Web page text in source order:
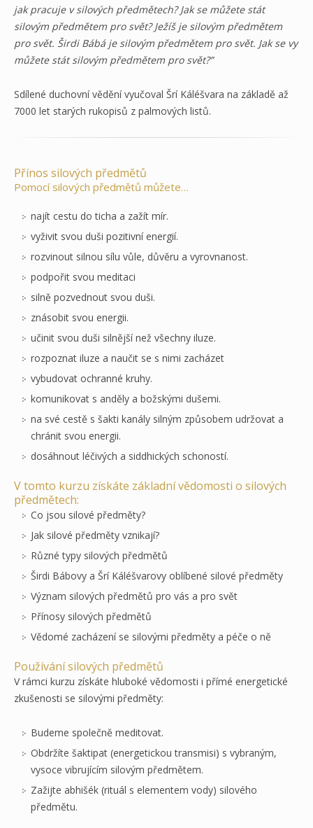
jak pracuje v silových předmětech? Jak se můžete stát
silovým předmětem pro svět? Ježíš je silovým předmětem
pro svět. Širdi Bábá je silovým předmětem pro svět. Jak se vy
můžete stát silovým předmětem pro svět?”
Sdílené duchovní vědění vyučoval Šrí Káléšvara na základě až
7000 let starých rukopisů z palmových listů.
Přínos silových předmětů
Pomocí silových předmětů můžete…
najít cestu do ticha a zažít mír.
vyživit svou duši pozitivní energií.
rozvinout silnou sílu vůle, důvěru a vyrovnanost.
podpořit svou meditaci
silně pozvednout svou duši.
znásobit svou energii.
učinit svou duši silnější než všechny iluze.
rozpoznat iluze a naučit se s nimi zacházet
vybudovat ochranné kruhy.
komunikovat s anděly a božskými dušemi.
na své cestě s šakti kanály silným způsobem udržovat a
chránit svou energii.
dosáhnout léčivých a siddhických schoností.
V tomto kurzu získáte základní vědomosti o silových
předmětech:
Co jsou silové předměty?
Jak silové předměty vznikají?
Různé typy silových předmětů
Širdi Bábovy a Šrí Káléšvarovy oblíbené silové předměty
Význam silových předmětů pro vás a pro svět
Přínosy silových předmětů
Vědomé zacházení se silovými předměty a péče o ně
Používání silových předmětů
V rámci kurzu získáte hluboké vědomosti i přímé energetické
zkušenosti se silovými předměty:
Budeme společně meditovat.
Obdržíte šaktipat (energetickou transmisi) s vybraným,
vysoce vibrujícím silovým předmětem.
Zažijte abhišék (rituál s elementem vody) silového
předmětu.